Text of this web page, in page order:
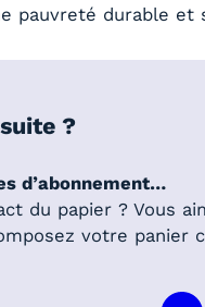
pauvreté durable
?
d’abonnement…
du papier ? Vous
votre panier